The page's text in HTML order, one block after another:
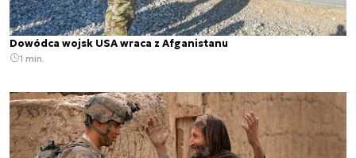
Dowódca wojsk USA wraca z Afganistanu
1 min.